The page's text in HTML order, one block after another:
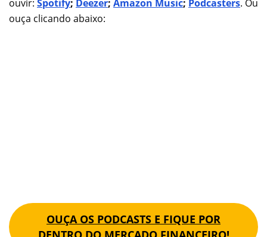
ouvir: Spotify; Deezer; Amazon Music; Podcasters. Ou
ouça clicando abaixo:
OUÇA OS PODCASTS E FIQUE POR